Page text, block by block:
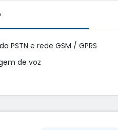
PSTN e rede GSM / GPRS
de voz